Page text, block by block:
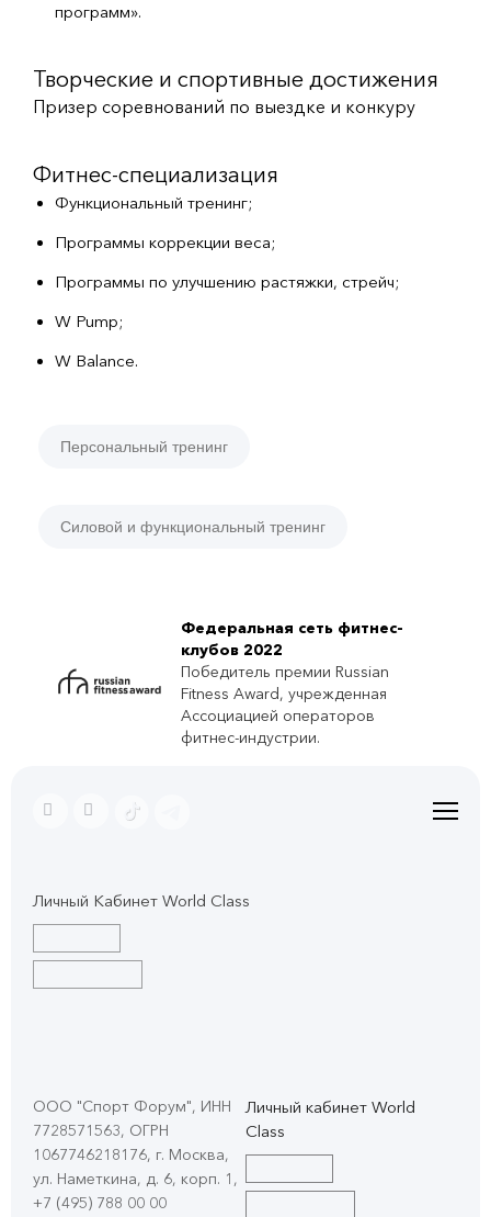
программ».
Творческие и спортивные достижения
Призер соревнований по выездке и конкуру
Фитнес-специализация
Функциональный тренинг;
Программы коррекции веса;
Программы по улучшению растяжки, стрейч;
W Pump;
W Balance.
Персональный тренинг
Силовой и функциональный тренинг
Федеральная сеть фитнес-
клубов 2022
Победитель премии Russian
Fitness Award, учрежденная
Ассоциацией операторов
фитнес-индустрии.
Личный Кабинет World Class
ООО "Спорт Форум", ИНН
7728571563, ОГРН
1067746218176, г. Москва,
ул. Наметкина, д. 6, корп. 1 ,
+7 (495) 788 00 00
Личный кабинет World
Class